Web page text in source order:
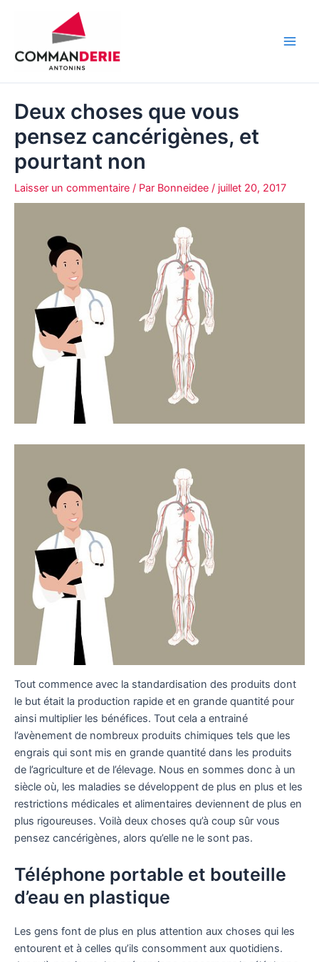
Deux choses que vous
pensez cancérigènes, et
pourtant non
Laisser un commentaire / Par Bonneidee / juillet 20, 2017
Tout commence avec la standardisation des produits dont
le but était la production rapide et en grande quantité pour
ainsi multiplier les bénéfices. Tout cela a entrainé
l’avènement de nombreux produits chimiques tels que les
engrais qui sont mis en grande quantité dans les produits
de l’agriculture et de l’élevage. Nous en sommes donc à un
siècle où, les maladies se développent de plus en plus et les
restrictions médicales et alimentaires deviennent de plus en
plus rigoureuses. Voilà deux choses qu’à coup sûr vous
pensez cancérigènes, alors qu’elle ne le sont pas.
Téléphone portable et bouteille
d’eau en plastique
Les gens font de plus en plus attention aux choses qui les
entourent et à celles qu’ils consomment aux quotidiens.